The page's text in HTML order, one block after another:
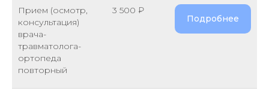
Прием (осмотр,
консультация)
врача-
травматолога-
ортопеда
повторный
3 500 ₽
Подробнее